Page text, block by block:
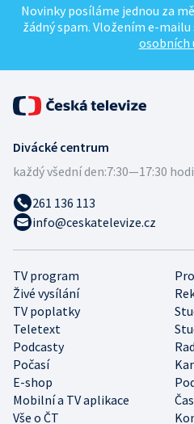
Novinky posíláme jednou za
žádný spam. Vložením e-
osobních